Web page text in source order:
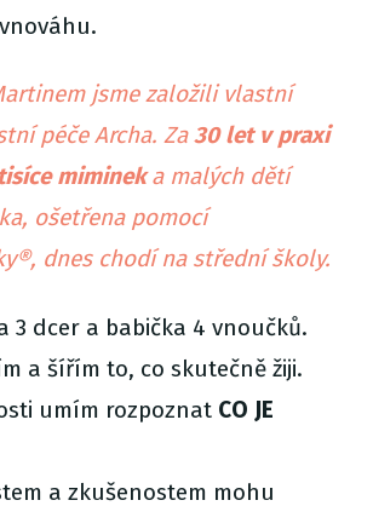
jsme založili vlastní
péče Archa. Za30 let v praxi
tisíce mimineka malých dětí
ošetřena pomocí
dnes chodí na střední školy.
3 dcer a babička 4 vnoučků.
a šířím to, co skutečně žiji.
umím rozpoznat CO JE
a zkušenostem mohu